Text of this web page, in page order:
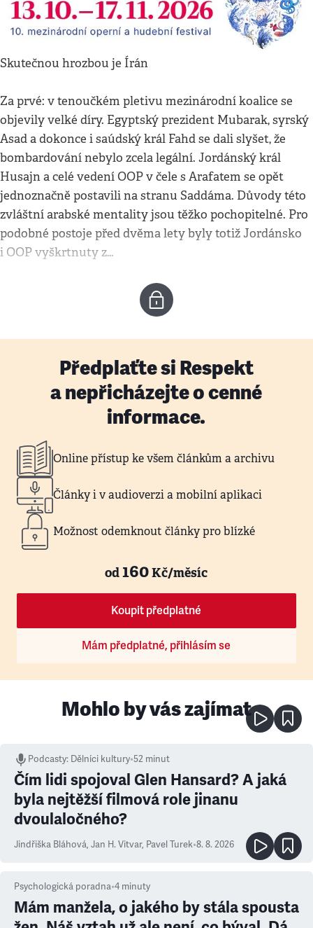
Skutečnou hrozbou je Írán
Za prvé: v tenoučkém pletivu mezinárodní koalice se
objevily velké díry. Egyptský prezident Mubarak, syrský
Asad a dokonce i saúdský král Fahd se dali slyšet, že
bombardování nebylo zcela legální. Jordánský král
Husajn a celé vedení OOP v čele s Arafatem se opět
jednoznačně postavili na stranu Saddáma. Důvody této
zvláštní arabské mentality jsou těžko pochopitelné. Pro
podobné postoje před dvěma lety byly totiž Jordánsko
i OOP vyškrtnuty z…
Předplaťte si Respekt
a nepřicházejte o cenné
informace.
Online přístup ke všem článkům a archivu
Články i v audioverzi a mobilní aplikaci
Možnost odemknout články pro blízké
od160Kč/měsíc
Koupit předplatné
Mám předplatné, přihlásím se
Mohlo by vás zajímat
Podcasty: Dělníci kultury•52 minut
Čím lidi spojoval Glen Hansard? A jaká
byla nejtěžší filmová role jinanu
dvoulaločného?
Jindřiška Bláhová, Jan H. Vitvar, Pavel Turek•8. 8. 2026
Psychologická poradna•4 minuty
Mám manžela, o jakého by stála spousta